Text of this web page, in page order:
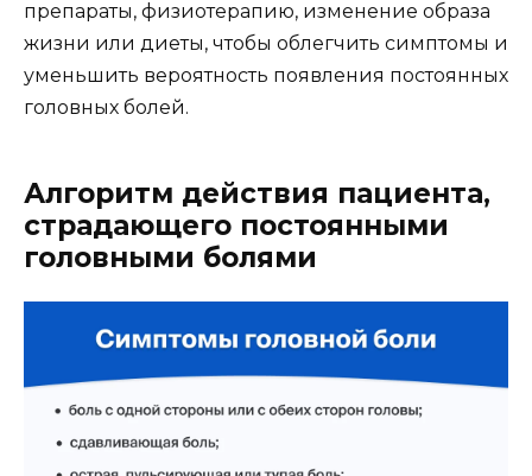
препараты, физиотерапию, изменение образа
жизни или диеты, чтобы облегчить симптомы и
уменьшить вероятность появления постоянных
головных болей.
Алгоритм действия пациента,
страдающего постоянными
головными болями